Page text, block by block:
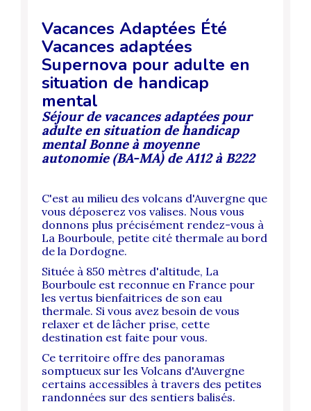
Vacances Adaptées Été
Vacances adaptées
Supernova pour adulte en
situation de handicap
mental
Séjour de vacances adaptées pour
adulte en situation de handicap
mental Bonne à moyenne
autonomie (BA-MA) de A112 à B222
C'est au milieu des volcans d'Auvergne que
vous déposerez vos valises. Nous vous
donnons plus précisément rendez-vous à
La Bourboule, petite cité thermale au bord
de la Dordogne.
Située à 850 mètres d'altitude, La
Bourboule est reconnue en France pour
les vertus bienfaitrices de son eau
thermale. Si vous avez besoin de vous
relaxer et de lâcher prise, cette
destination est faite pour vous.
Ce territoire offre des panoramas
somptueux sur les Volcans d'Auvergne
certains accessibles à travers des petites
randonnées sur des sentiers balisés.